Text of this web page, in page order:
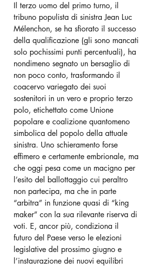
Il terzo uomo del primo turno, il
tribuno populista di sinistra Jean Luc
Mélenchon, se ha sfiorato il successo
della qualificazione (gli sono mancati
solo pochissimi punti percentuali), ha
nondimeno segnato un bersaglio di
non poco conto, trasformando il
coacervo variegato dei suoi
sostenitori in un vero e proprio terzo
polo, etichettato come Unione
popolare e coalizione quantomeno
simbolica del popolo della attuale
sinistra. Uno schieramento forse
effimero e certamente embrionale, ma
che oggi pesa come un macigno per
l’esito del ballottaggio cui peraltro
non partecipa, ma che in parte
“arbitra” in funzione quasi di “king
maker” con la sua rilevante riserva di
voti. E, ancor più, condiziona il
futuro del Paese verso le elezioni
legislative del prossimo giugno e
l’instaurazione dei nuovi equilibri